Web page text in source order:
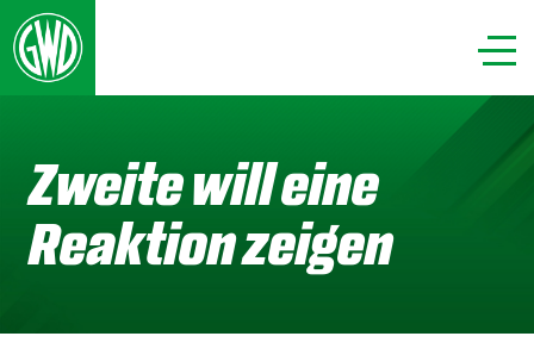
Zweite will eine
Reaktion zeigen